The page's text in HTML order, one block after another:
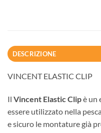
DESCRIZIONE
VINCENT ELASTIC CLIP
Il Vincent Elastic Clipè un
essere utilizzato nella
e sicuro le montature già